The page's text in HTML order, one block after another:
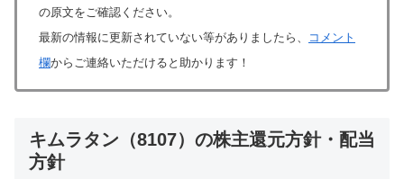
の原文をご確認ください。
最新の情報に更新されていない等がありましたら、
コメント
欄からご連絡いただけると助かります！
キムラタン（8107）の株主還元方針・配当
方針